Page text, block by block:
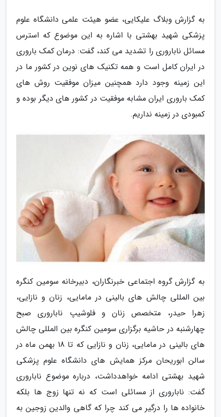
به گزارش وبلاگ علیکایی، عضو هیئت علمی دانشگاه علوم
پزشکی شهید بهشتی با اشاره به این موضوع که استرس
مسائل ناباروری را تشدید می کند، گفت: درمان کمک باروری
در ایران کامل است و همه تکنیک های نوین در کشور ما در
این زمینه وجود دارد همچنین میزان موفقیت روش های
کمک باروری ایران مشابه موفقیت در کشور های دیگر بوده و
کمبودی در زمینه نداریم.
به گزارش گروه اجتماعی خبرنگاران، دبیرخانه سومین کنگره
بین المللی چالش های بالینی در مامایی، زنان و نازایی،
زهرا حیدر، متخصص زنان و فلوشیپ ناباروری صبح
چهارشنبه در حاشیه برگزاری سومین کنگره بین المللی چالش
های بالینی در مامایی، زنان و نازایی که تا 18 بهمن ماه در
سالن ابوریحان مرکز همایش های دانشگاه علوم پزشکی
شهید بهشتی ادامه خواهدداشت، درباره موضوع ناباروری
گفت: ناباروری از مسائلی است که نه تنها زوج ها بلکه
خانواده ها را درگیر می کند چرا که گاهی والدین زوجین به